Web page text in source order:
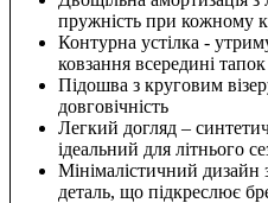
пружність при кожному
Контурна устілка -
ковзання всередині тапок
Підошва з круговим
довговічність
Легкий догляд –
ідеальний для літнього
Мінімалістичний
деталь, що підкреслює